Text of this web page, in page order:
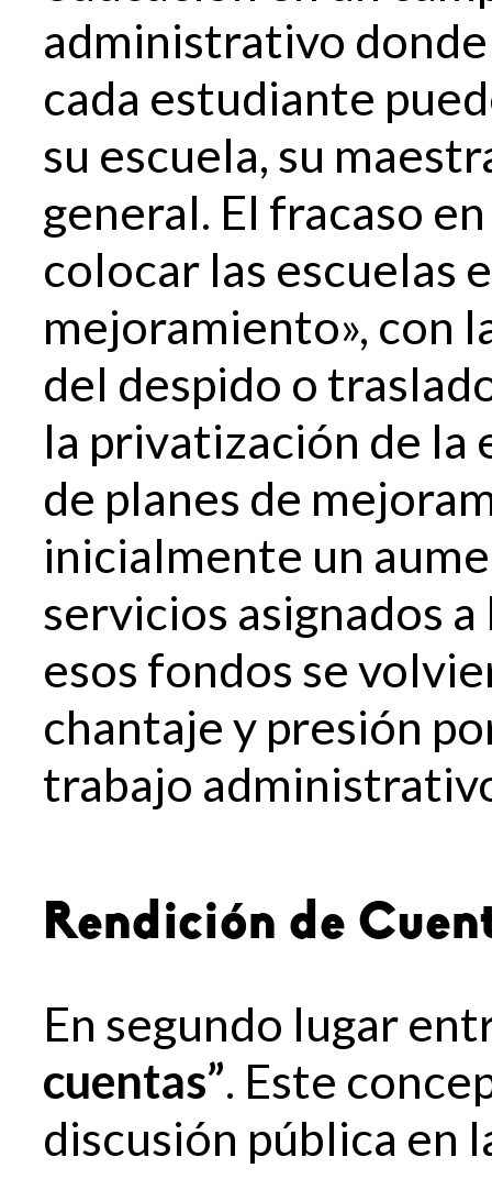
administrativo
cada estudiante
su escuela, su
general. El fracaso
colocar las escuelas
mejoramiento», con
del despido o
la privatización de la
de planes de
inicialmente un
servicios asignados
esos fondos se
chantaje y presión
trabajo
Rendición de
En segundo lugar
cuentas”. Este
discusión pública en